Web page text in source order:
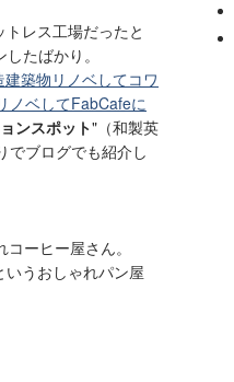
レス工場だったと
たばかり。
築物リノベしてコワ
ノベしてFabCafeに
ンスポット"（和製英
でブログでも紹介し
コーヒー屋さん。
いうおしゃれパン屋